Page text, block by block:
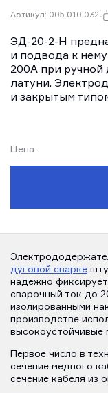
Артикул: 005.010.032
ЭД-20-2-H
и подвода к
200А при ручной
латуни.
и закрытым
Цена:
дуговой сварке
надежно
сварочный ток до
изолированными
производстве
высокоустойчивые
Первое число в
сечение медного
сечение кабеля из